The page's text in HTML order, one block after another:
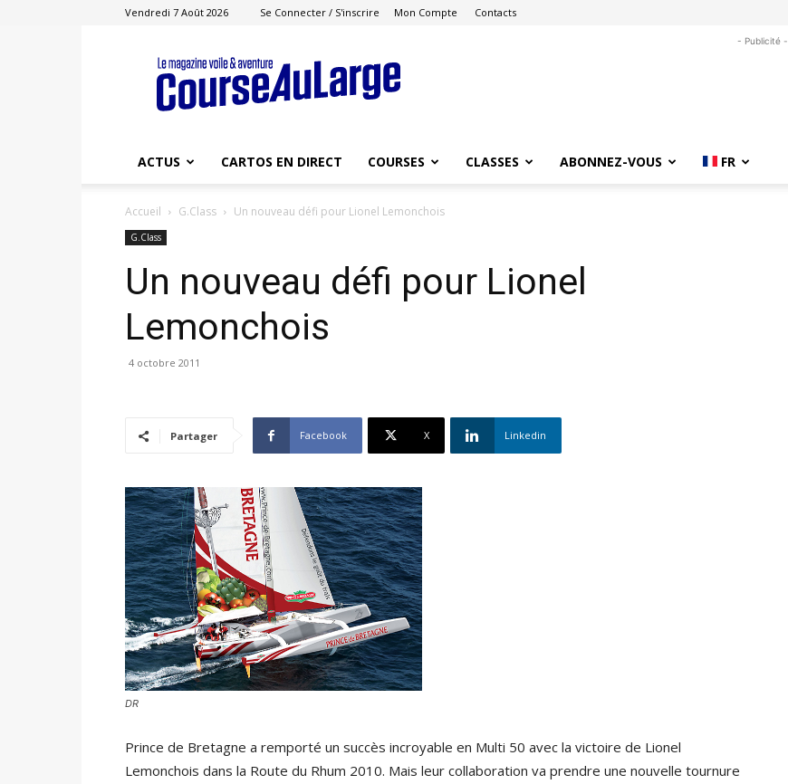
Vendredi 7 Août 2026 Se Connecter / S'inscrire Mon Compte Contacts
Course
au
Large
- Publicité -
ACTUS CARTOS EN DIRECT COURSES CLASSES ABONNEZ-VOUS FR
Accueil G.Class Un nouveau défi pour Lionel Lemonchois
G.Class
Un nouveau défi pour Lionel
Lemonchois
4 octobre 2011
Partager Facebook X Linkedin
DR
Prince de Bretagne a remporté un succès incroyable en Multi 50 avec la victoire de Lionel
Lemonchois dans la Route du Rhum 2010. Mais leur collaboration va prendre une nouvelle tournure